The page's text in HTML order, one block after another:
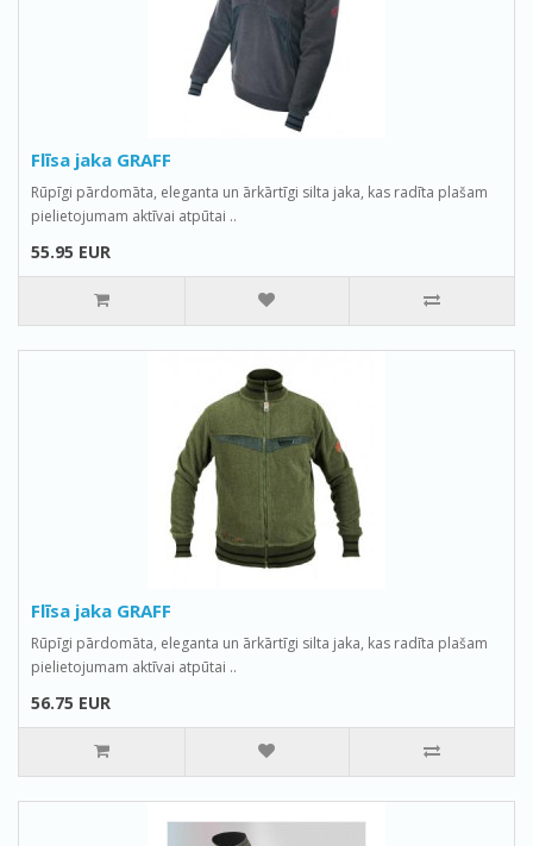
Flīsa jaka GRAFF
Rūpīgi pārdomāta, eleganta un ārkārtīgi silta jaka, kas radīta plašam
pielietojumam aktīvai atpūtai ..
55.95 EUR
Flīsa jaka GRAFF
Rūpīgi pārdomāta, eleganta un ārkārtīgi silta jaka, kas radīta plašam
pielietojumam aktīvai atpūtai ..
56.75 EUR